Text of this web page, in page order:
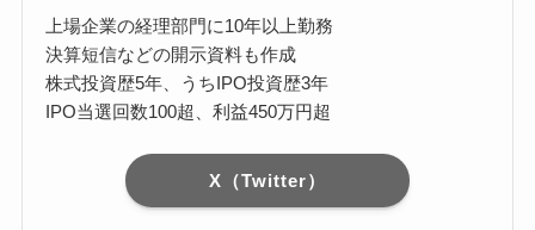
上場企業の経理部門に10年以上勤務
決算短信などの開示資料も作成
株式投資歴5年、うちIPO投資歴3年
IPO当選回数100超、利益450万円超
X（Twitter）